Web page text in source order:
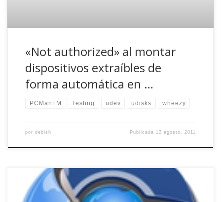
«Not authorized» al montar
dispositivos extraíbles de
forma automática en …
PCManFM Testing udev udisks wheezy
por debish Publicada 12 agosto, 2011